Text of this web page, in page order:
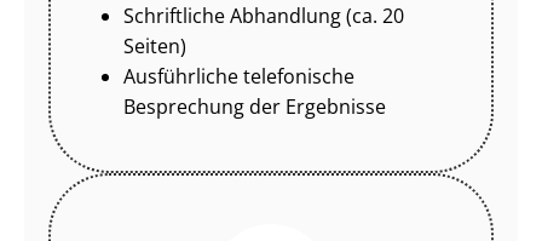
Schriftliche Abhandlung (ca. 20
Seiten)
Ausführliche telefonische
Besprechung der Ergebnisse